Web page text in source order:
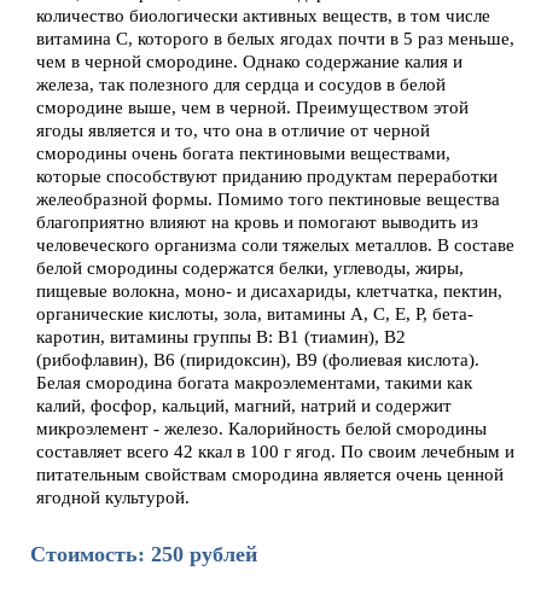
количество биологически активных веществ, в том числе
витамина С, которого в белых ягодах почти в 5 раз меньше,
чем в черной смородине. Однако содержание калия и
железа, так полезного для сердца и сосудов в белой
смородине выше, чем в черной. Преимуществом этой
ягоды является и то, что она в отличие от черной
смородины очень богата пектиновыми веществами,
которые способствуют приданию продуктам переработки
желеобразной формы. Помимо того пектиновые вещества
благоприятно влияют на кровь и помогают выводить из
человеческого организма соли тяжелых металлов. В составе
белой смородины содержатся белки, углеводы, жиры,
пищевые волокна, моно- и дисахариды, клетчатка, пектин,
органические кислоты, зола, витамины A, C, E, P, бета-
каротин, витамины группы В: B1 (тиамин), B2
(рибофлавин), B6 (пиридоксин), B9 (фолиевая кислота).
Белая смородина богата макроэлементами, такими как
калий, фосфор, кальций, магний, натрий и содержит
микроэлемент - железо. Калорийность белой смородины
составляет всего 42 ккал в 100 г ягод. По своим лечебным и
питательным свойствам смородина является очень ценной
ягодной культурой.
Стоимость: 250 рублей